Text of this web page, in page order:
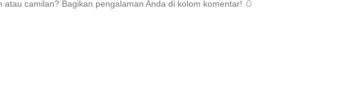
camilan? Bagikan pengalaman Anda di kolom komentar! 🥚